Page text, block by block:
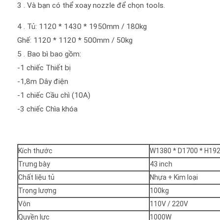
3 . Và bạn có thể xoay nozzIe để chọn tooIs.
4 . Tủ: 1120 * 1430 * 1950mm / 180kg
Ghế: 1120 * 1120 * 500mm / 50kg
5 . Bao bì bao gồm:
-1 chiếc Thiết bị
-1,8m Dây điện
-1 chiếc Cầu chì (10A)
-3 chiếc Chìa khóa
Kích thước
W1380 * D1700 *
Trưng bày
43 inch
Chất liệu tủ
Nhựa + Kim loại
Trọng lượng
100kg
Vôn
110V / 220V
Quyền lực
1000W